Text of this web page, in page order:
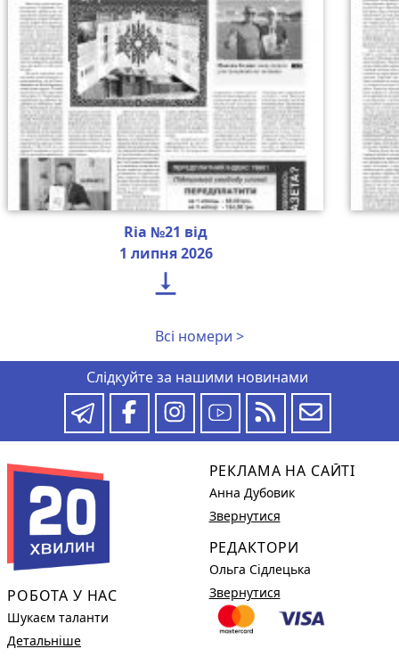
Ria №21 від
1 липня 2026

Всі номери >
Слідкуйте за нашими новинами
РОБОТА У НАС
Шукаєм таланти
Детальніше
РЕКЛАМА НА САЙТІ
Анна Дубовик
Звернутися
РЕДАКТОРИ
Ольга Сідлецька
Звернутися